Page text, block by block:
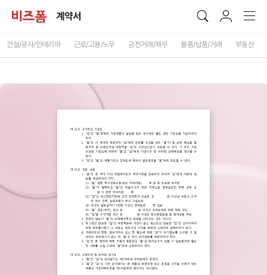
계약서
건설/공사/인테리어 근로/고용/노무 금전거래/채무 물품/납품/거래 부동산